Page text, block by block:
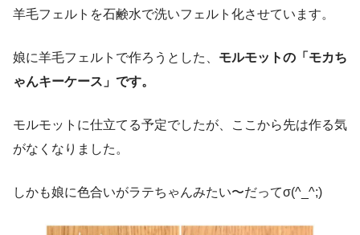
羊毛フェルトを石鹸水で洗いフェルト化させています。
娘に羊毛フェルトで作ろうとした、 モルモットの「モカち
ゃんキーケース」です。
モルモットに仕立てる予定でしたが、ここから先は作る気
がなくなりました。
しかも娘に色合いがラテちゃんみたい〜だってσ(^_^;)